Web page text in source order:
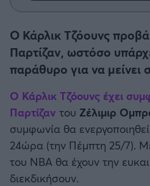
Βόλος
Ατρόμητος Αθηνών
Αστέρας Τρίπολης
Παναιτωλικός
Καλαμάτα
Ο Κάρλικ Τζόουνς
Παρτίζαν, ωστόσο
παράθυρο για να μείνει
Ο Κάρλικ Τζόουνς έχει
Παρτίζαν του Ζέλιμιρ
συμφωνία θα
24ώρα (την Πέμπτη 25/7).
του ΝΒΑ θα έχουν την
διεκδικήσουν.